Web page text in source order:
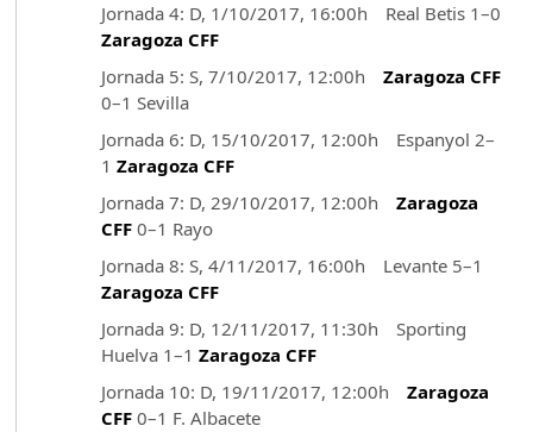
Jornada 4: D, 1/10/2017, 16:00h Real Betis 1–0
Zaragoza CFF
Jornada 5: S, 7/10/2017, 12:00h Zaragoza CFF
0–1 Sevilla
Jornada 6: D, 15/10/2017, 12:00h Espanyol 2–
1 Zaragoza CFF
Jornada 7: D, 29/10/2017, 12:00h Zaragoza
CFF0–1 Rayo
Jornada 8: S, 4/11/2017, 16:00h Levante 5–1
Zaragoza CFF
Jornada 9: D, 12/11/2017, 11:30h Sporting
Huelva 1–1 Zaragoza CFF
Jornada 10: D, 19/11/2017, 12:00h Zaragoza
CFF0–1 F. Albacete